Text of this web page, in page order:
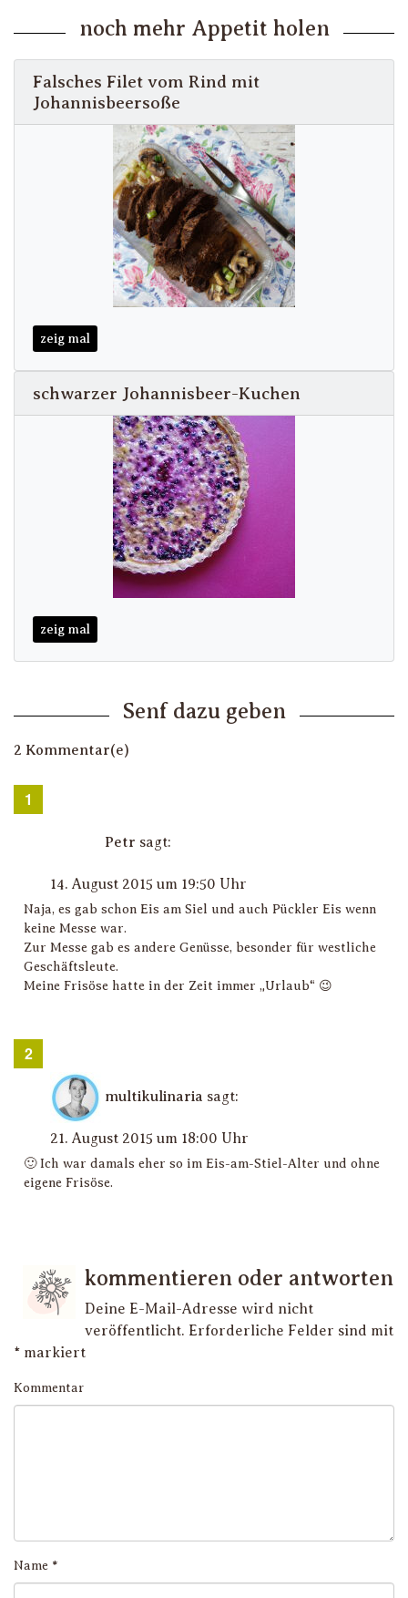
noch mehr Appetit holen
Falsches Filet vom Rind mit
Johannisbeersoße
zeig mal
schwarzer Johannisbeer-Kuchen
zeig mal
Senf dazu geben
2 Kommentar(e)
Petr sagt:
14. August 2015 um 19:50 Uhr
Naja, es gab schon Eis am Siel und auch Pückler Eis wenn
keine Messe war.
Zur Messe gab es andere Genüsse, besonder für westliche
Geschäftsleute.
Meine Frisöse hatte in der Zeit immer „Urlaub“ 😉
multikulinaria sagt:
21. August 2015 um 18:00 Uhr
🙂 Ich war damals eher so im Eis-am-Stiel-Alter und ohne
eigene Frisöse.
kommentieren oder antworten
Deine E-Mail-Adresse wird nicht
veröffentlicht. Erforderliche Felder sind mit
* markiert
Kommentar
Name *